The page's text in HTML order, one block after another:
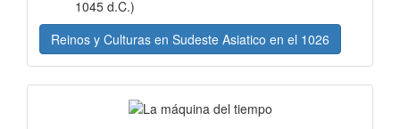
1045 d.C.)
Reinos y Culturas en Sudeste Asiatico en el 1026